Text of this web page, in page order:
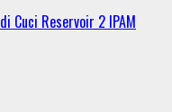
Cuci Reservoir 2 IPAM